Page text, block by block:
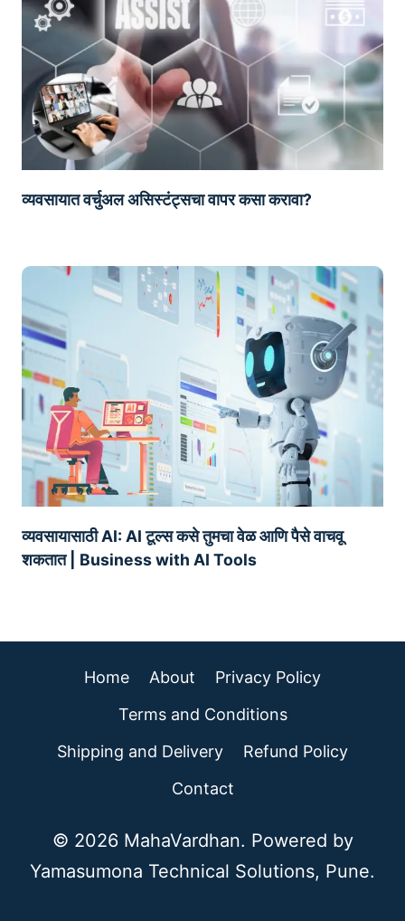
व्यवसायात वर्चुअल असिस्टंट्सचा वापर कसा करावा?
व्यवसायासाठी AI: AI टूल्स कसे तुमचा वेळ आणि पैसे वाचवू
शकतात | Business with AI Tools
Home About
Privacy Policy
Terms and Conditions
Shipping and Delivery
Refund Policy
Contact
© 2026 MahaVardhan. Powered by
Yamasumona Technical Solutions, Pune.